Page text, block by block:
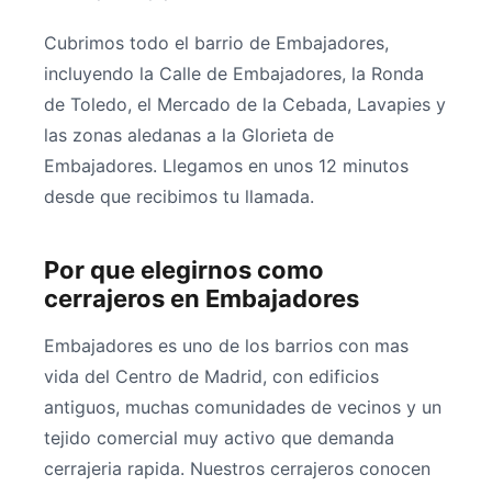
Cubrimos todo el barrio de Embajadores,
incluyendo la Calle de Embajadores, la Ronda
de Toledo, el Mercado de la Cebada, Lavapies y
las zonas aledanas a la Glorieta de
Embajadores. Llegamos en unos 12 minutos
desde que recibimos tu llamada.
Por que elegirnos como
cerrajeros en Embajadores
Embajadores es uno de los barrios con mas
vida del Centro de Madrid, con edificios
antiguos, muchas comunidades de vecinos y un
tejido comercial muy activo que demanda
cerrajeria rapida. Nuestros cerrajeros conocen